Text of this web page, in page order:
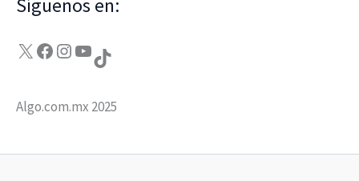
Síguenos en:
X Facebook Instagram YouTube TikTok
Algo.com.mx 2025